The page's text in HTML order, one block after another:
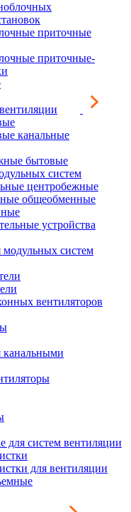
приточные
приточные-
канальные
бытовые
систем
центробежные
общеобменные
устройства
модульных систем
вентиляторов
канальными
систем вентиляции
для вентиляции